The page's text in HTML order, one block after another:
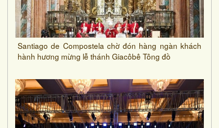
Santiago de Compostela chờ đón hàng ngàn khách
hành hương mừng lễ thánh Giacôbê Tông đồ